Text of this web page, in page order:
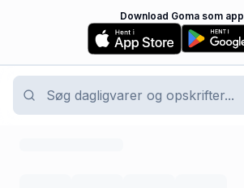
Download Goma som app